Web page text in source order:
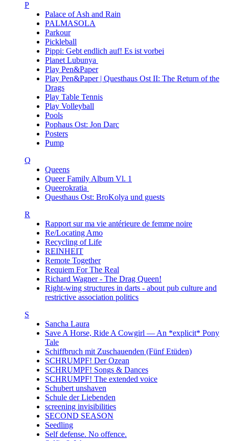
P
Palace of Ash and Rain
PALMASOLA
Parkour
Pickleball
Pippi: Gebt endlich auf! Es ist vorbei
Planet Lubunya
Play Pen&Paper
Play Pen&Paper | Questhaus Ost II: The Return of the
Drags
Play Table Tennis
Play Volleyball
Pools
Pophaus Ost: Jon Darc
Posters
Pump
Q
Queens
Queer Family Album Vl. 1
Queerokratia
Questhaus Ost: BroKolya und guests
R
Rapport sur ma vie antérieure de femme noire
Re/Locating Amo
Recycling of Life
REINHEIT
Remote Together
Requiem For The Real
Richard Wagner - The Drag Queen!
Right-wing structures in darts - about pub culture and
restrictive association politics
S
Sancha Laura
Save A Horse, Ride A Cowgirl — An *explicit* Pony
Tale
Schiffbruch mit Zuschauenden (Fünf Etüden)
SCHRUMPF! Der Ozean
SCHRUMPF! Songs & Dances
SCHRUMPF! The extended voice
Schubert unshaven
Schule der Liebenden
screening invisibilities
SECOND SEASON
Seedling
Self defense. No offence.